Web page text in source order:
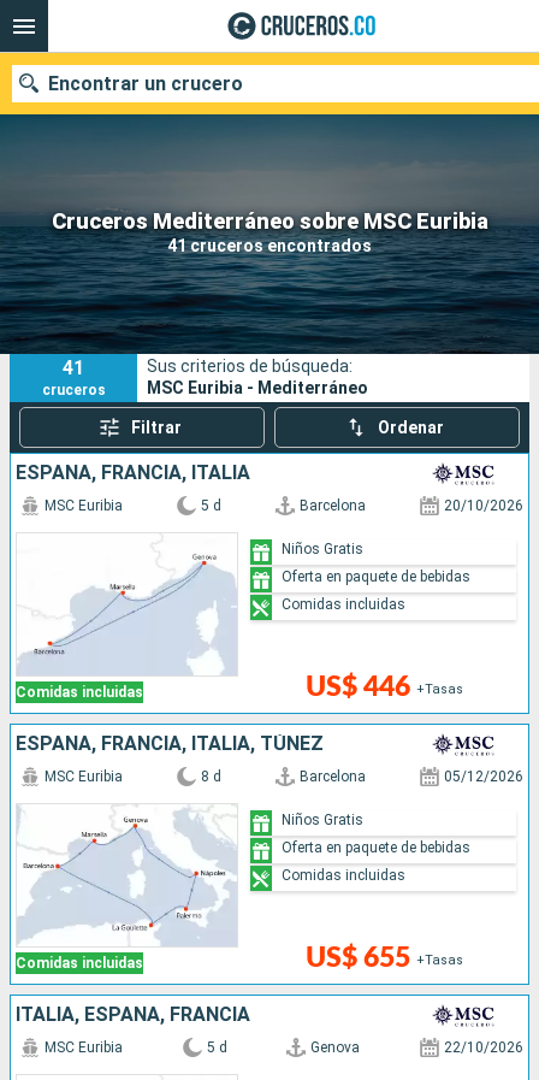
Cruceros Mediterráneo sobre MSC Euribia
41 cruceros encontrados
Encontrar un crucero
Fecha de salida
Buscar
41
cruceros
Sus criterios de búsqueda:
MSC Euribia - Mediterráneo
Filtrar Ordenar
ESPAÑA, FRANCIA, ITALIA
Comidas incluidas
MSC Euribia 5 d Barcelona 20/10/2026
US$ 446 +Tasas
Niños Gratis
Oferta en paquete de bebidas
Comidas incluidas
ESPAÑA, FRANCIA, ITALIA, TÚNEZ
Comidas incluidas
MSC Euribia 8 d Barcelona 05/12/2026
US$ 655 +Tasas
Niños Gratis
Oferta en paquete de bebidas
Comidas incluidas
ITALIA, ESPAÑA, FRANCIA
MSC Euribia 5 d Genova 22/10/2026